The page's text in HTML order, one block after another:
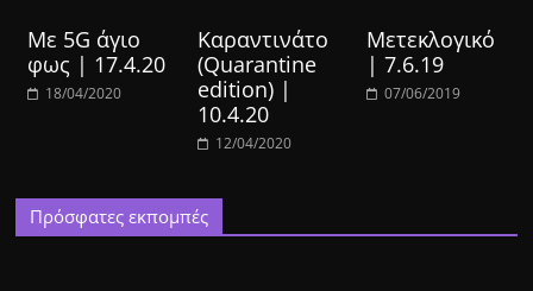
Με 5G άγιο
φως | 17.4.20
18/04/2020
Καραντινάτο
(Quarantine
edition) |
10.4.20
12/04/2020
Μετεκλογικό
| 7.6.19
07/06/2019
Πρόσφατες εκπομπές